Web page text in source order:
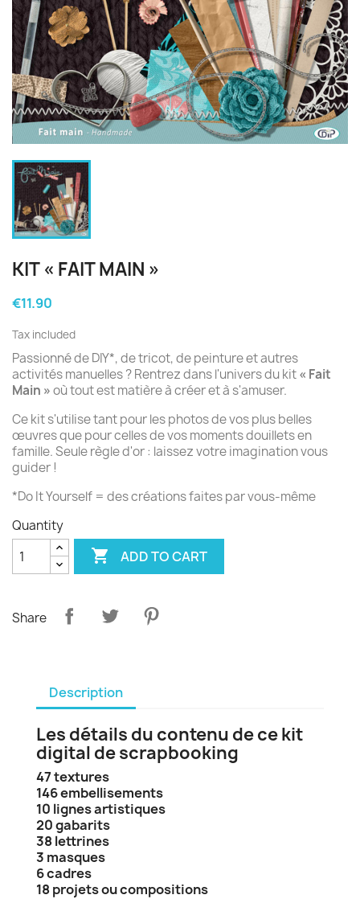
KIT « FAIT MAIN »
€11.90
Tax included
Passionné de DIY*, de tricot, de peinture et autres
activités manuelles ? Rentrez dans l'univers du kit« Fait
Main »où tout est matière à créer et à s'amuser.
Ce kit s'utilise tant pour les photos de vos plus belles
œuvres que pour celles de vos moments douillets en
famille. Seule règle d'or : laissez votre imagination vous
guider !
*Do It Yourself = des créations faites par vous-même
Quantity
 ADD TO CART
Share
Description
Les détails du contenu de ce kit
digital de scrapbooking
47 textures
146 embellisements
10 lignes artistiques
20 gabarits
38 lettrines
3 masques
6 cadres
18 projets ou compositions